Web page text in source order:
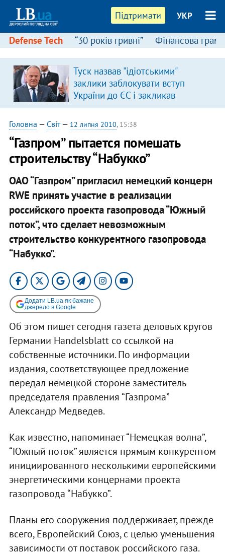
Підтримати УКР
Defense Tech “30 років гривні” Фінансова
Туск назвав "ідіотськими"
заклики заблокувати вступ
України до ЄС і закликав
припинити антиукраїнську
риторику
Головна — Світ— 12 липня 2010, 15:38
“Газпром” пытается помешать
строительству “Набукко”
ОАО “Газпром” пригласил немецкий концерн
RWE принять участие в реализации
российского проекта газопровода “Южный
поток”, что сделает невозможным
строительство конкурентного газопровода
“Набукко”.
Додати LB.ua як бажане
джерело в Google
Об этом пишет сегодня газета деловых кругов
Германии Handelsblatt со ссылкой на
собственные источники. По информации
издания, соответствующее предложение
передал немецкой стороне заместитель
председателя правления “Газпрома”
Александр Медведев.
Как известно, напоминает “Немецкая волна”,
“Южный поток” является прямым конкурентом
инициированного несколькими европейскими
энергетическими концернами проекта
газопровода “Набукко”.
Планы его сооружения поддерживает, прежде
всего, Европейский Союз, с целью уменьшения
зависимости от поставок российского газа.